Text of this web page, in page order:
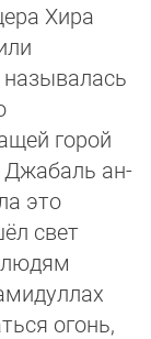
Хира
горой
Джабаль ан-
это
свет
людям
огонь,